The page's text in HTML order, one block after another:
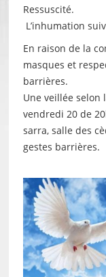
Ressuscité.
L’inhumation
En raison de la
masques et
barrières.
Une veillée
vendredi 20 de
sarra, salle des
gestes barrières.